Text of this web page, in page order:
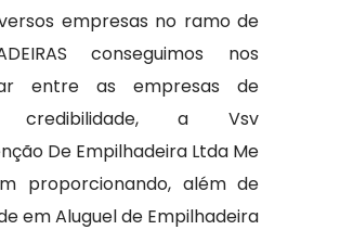
empresas no ramo de
conseguimos nos
entre as empresas de
credibilidade, a Vsv
De Empilhadeira Ltda Me
proporcionando, além de
em Aluguel de Empilhadeira